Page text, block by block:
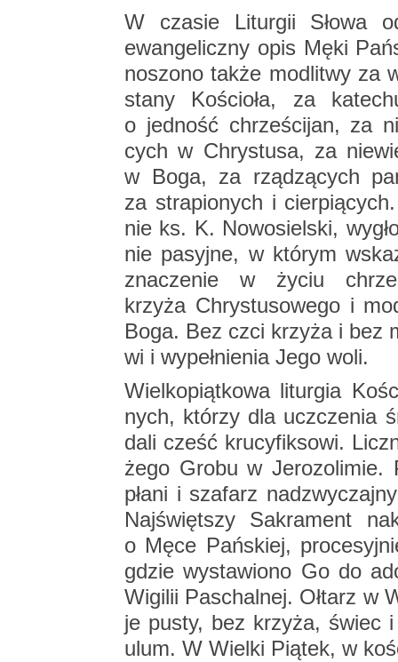
W cza­sie Li­tur­gii Słowa
ewan­ge­licz­ny opis Męki
no­szo­no także mo­dli­twy za
stany Ko­ścio­ła, za
o jed­ność chrze­ści­jan, za
cych w Chry­stu­sa, za
w Boga, za rzą­dzą­cych
za stra­pio­nych i
nie ks. K. No­wo­siel­ski,
nie pa­syj­ne, w któ­rym
zna­cze­nie w życiu
krzy­ża Chry­stu­so­we­go i
Boga. Bez czci krzy­ża i bez
wi i wy­peł­nie­nia Jego woli.
Wiel­ko­piąt­ko­wa li­tur­gia
nych, któ­rzy dla uczcze­nia
da­li cześć kru­cy­fik­so­wi.
że­go Grobu w
pła­ni i sza­farz
Naj­święt­szy Sa­kra­ment
o Męce Pań­skiej,
gdzie wy­sta­wio­no Go do
Wi­gi­lii Pas­chal­nej. Oł­tarz w
je pusty, bez krzy­ża, świec
ulum. W Wiel­ki Pią­tek, w